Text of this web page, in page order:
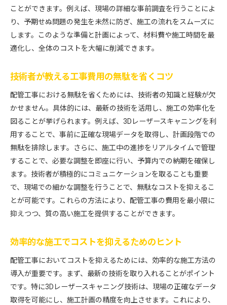
ことができます。例えば、現場の詳細な事前調査を行うことによ
り、予期せぬ問題の発生を未然に防ぎ、施工の流れをスムーズに
します。このような準備と計画によって、材料費や施工時間を最
適化し、全体のコストを大幅に削減できます。
技術者が教える工事費用の無駄を省くコツ
配管工事における無駄を省くためには、技術者の知識と経験が欠
かせません。具体的には、最新の技術を活用し、施工の効率化を
図ることが挙げられます。例えば、3Dレーザースキャニングを利
用することで、事前に正確な現場データを取得し、計画段階での
無駄を排除します。さらに、施工中の進捗をリアルタイムで管理
することで、必要な調整を即座に行い、予算内での納期を確保し
ます。技術者が積極的にコミュニケーションを取ることも重要
で、現場での細かな調整を行うことで、無駄なコストを抑えるこ
とが可能です。これらの方法により、配管工事の費用を最小限に
抑えつつ、質の高い施工を提供することができます。
効率的な施工でコストを抑えるためのヒント
配管工事においてコストを抑えるためには、効率的な施工方法の
導入が重要です。まず、最新の技術を取り入れることがポイント
です。特に3Dレーザースキャニング技術は、現場の正確なデータ
取得を可能にし、施工計画の精度を向上させます。これにより、